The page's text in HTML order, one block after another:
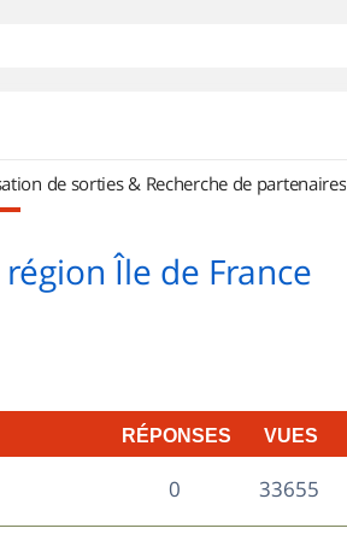
de sorties & Recherche de partenaires
Île de France
RÉPONSES VUES
0R
é
33655V
u